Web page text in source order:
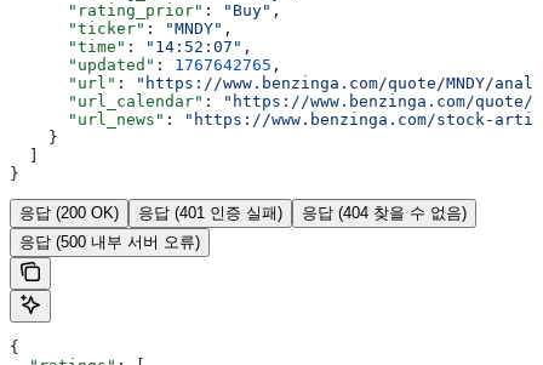
      "rating_prior"
: "Buy" ,
      "ticker"
: "MNDY" ,
      "time"
: "14:52:07" ,
      "updated"
: 1767642765 ,
      "url"
:
"https://www.benzinga.com/quote/MNDY/
      "url_calendar"
:
"https://www.benzinga.com/quote/
      "url_news"
:
"https://www.benzinga.com/stock-
    }
}
응답 (200 OK) 응답 (401 인증 실패)
응답 (404 찾을 수 없음)
응답 (500 내부 서버 오류)
{